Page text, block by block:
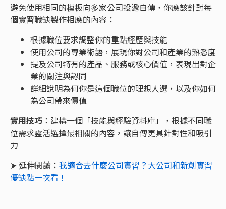
避免使用相同的模板向多家公司投遞自傳，你應該針對每
個實習職缺製作相應的內容：
根據職位要求調整你的重點經歷與技能
使用公司的專業術語，展現你對公司和產業的熟悉度
提及公司特有的產品、服務或核心價值，表現出對企
業的關注與認同
詳細說明為何你是這個職位的理想人選，以及你如何
為公司帶來價值
實用技巧 ：建構一個「技能與經驗資料庫」，根據不同職
位需求靈活選擇最相關的內容，讓自傳更具針對性和吸引
力
➤ 延伸閱讀： 我適合去什麼公司實習？大公司和新創實習
優缺點一次看！